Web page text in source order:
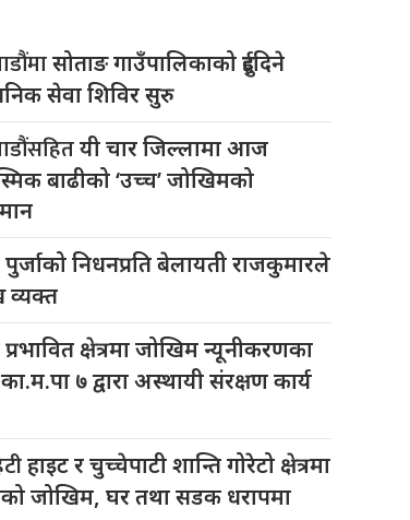
सोताङ गाउँपालिकाको दुईदिने
सेवा शिविर सुरु
यी चार जिल्लामा आज
बाढीको ‘उच्च’ जोखिमको
पुर्जाको निधनप्रति बेलायती राजकुमारले
व्यक्त
प्रभावित क्षेत्रमा जोखिम न्यूनीकरणका
७ द्वारा अस्थायी संरक्षण कार्य
हाइट र चुच्चेपाटी शान्ति गोरेटो क्षेत्रमा
जोखिम, घर तथा सडक धरापमा